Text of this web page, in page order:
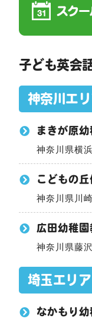
子ども英会
神奈川エ
まきが原幼
神奈川県横
こどもの
神奈川県川
広田幼稚園
神奈川県藤
埼玉エリア
なかもり